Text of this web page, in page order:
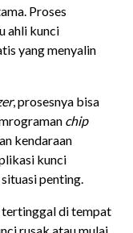
Proses
ahli kunci
yang menyalin
, prosesnya bisa
chip
kendaraan
kunci
penting.
tertinggal di tempat
rusak atau mulai